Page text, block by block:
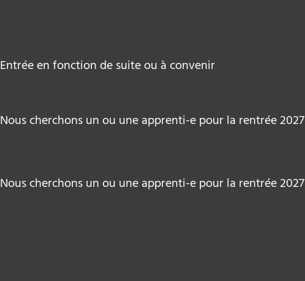
Entrée en fonction de suite ou à convenir
Nous cherchons un ou une apprenti-e pour la rentrée 2027
Nous cherchons un ou une apprenti-e pour la rentrée 2027